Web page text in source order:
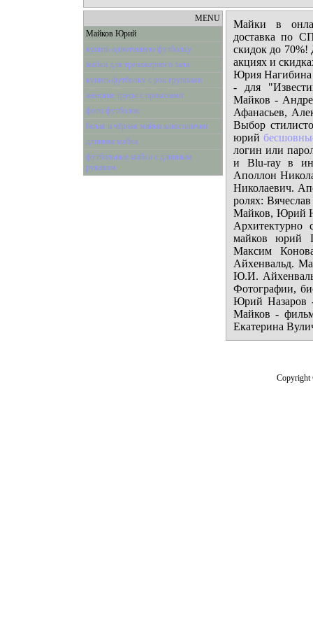
MENU
Майков Юрий
купить однотонную футболку
майки для тренажерного зала
купить футболку с рок группами
женские трусы с приколами
фото футболок
белая и чёрная майки алкоголички
длинная майка
футбольные майки с длинным
рукавом
Майки в
доставка по
скидок до
акциях и
Юрия Нагибина
- для
Майков -
Афанасьев,
Выбор
юрий
логин или
и Blu-ray в
Аполлон
Николаевич.
ролях:
Майков, Юрий
Архитектурно
майков юрий
Максим
Айхенвальд.
Ю.И.
Фотографии,
Юрий
Майков -
Екатерина
Copyright